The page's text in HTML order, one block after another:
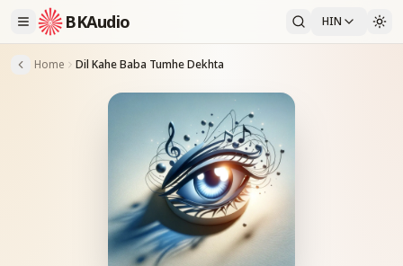
BKAudio HIN
Home Dil Kahe Baba Tumhe Dekhta